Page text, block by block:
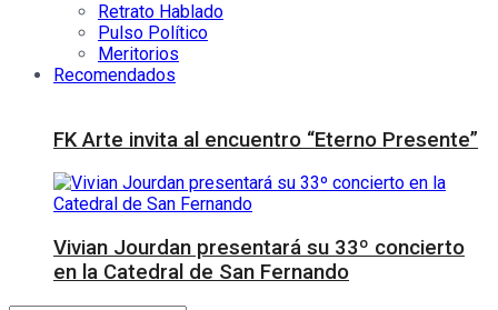
Retrato Hablado
Pulso Político
Meritorios
Recomendados
FK Arte invita al encuentro “Eterno Presente”
Vivian Jourdan presentará su 33º concierto
en la Catedral de San Fernando